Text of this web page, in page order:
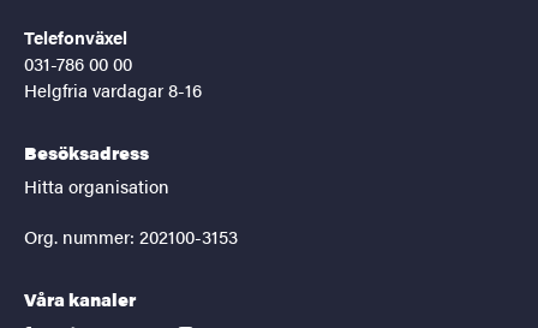
Telefonväxel
031-786 00 00
Helgfria vardagar 8-16
Besöksadress
Hitta organisation
Org. nummer: 202100-3153
Våra kanaler